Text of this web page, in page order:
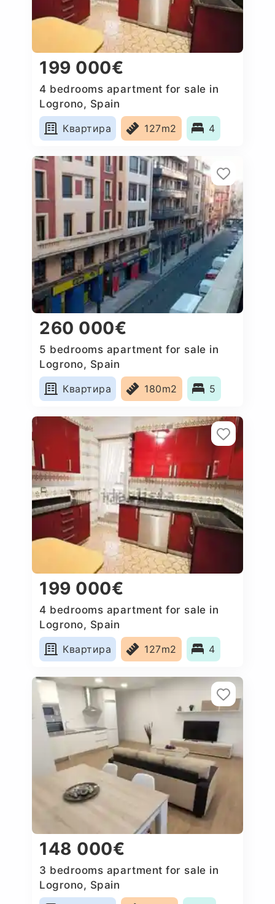
199 000€
4 bedrooms apartment for sale in
Logrono, Spain
Квартира
127m2 4
260 000€
5 bedrooms apartment for sale in
Logrono, Spain
Квартира
180m2 5
199 000€
4 bedrooms apartment for sale in
Logrono, Spain
Квартира
127m2 4
148 000€
3 bedrooms apartment for sale in
Logrono, Spain